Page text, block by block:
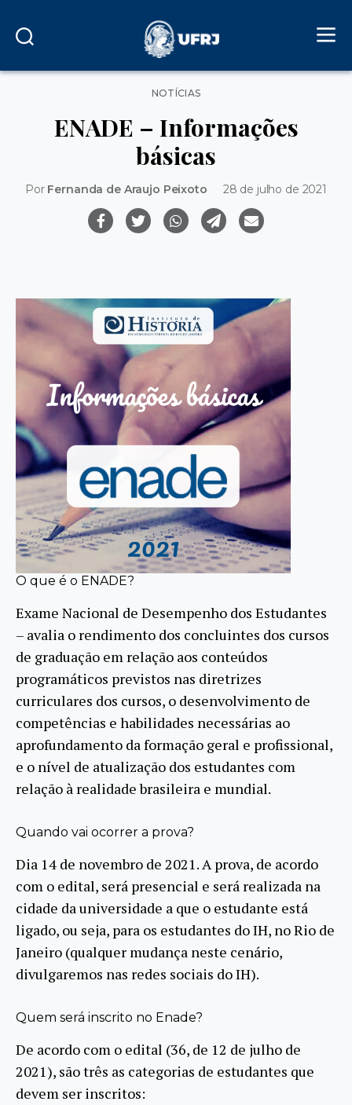
Categorias
NOTÍCIAS
ENADE – Informações
básicas
Por Fernanda de Araujo Peixoto 28 de julho de 2021
O que é o ENADE?
Exame Nacional de Desempenho dos Estudantes
– avalia o rendimento dos concluintes dos cursos
de graduação em relação aos conteúdos
programáticos previstos nas diretrizes
curriculares dos cursos, o desenvolvimento de
competências e habilidades necessárias ao
aprofundamento da formação geral e profissional,
e o nível de atualização dos estudantes com
relação à realidade brasileira e mundial.
Quando vai ocorrer a prova?
Dia 14 de novembro de 2021. A prova, de acordo
com o edital, será presencial e será realizada na
cidade da universidade a que o estudante está
ligado, ou seja, para os estudantes do IH, no Rio de
Janeiro (qualquer mudança neste cenário,
divulgaremos nas redes sociais do IH).
Quem será inscrito no Enade?
De acordo com o edital (36, de 12 de julho de
2021), são três as categorias de estudantes que
devem ser inscritos: